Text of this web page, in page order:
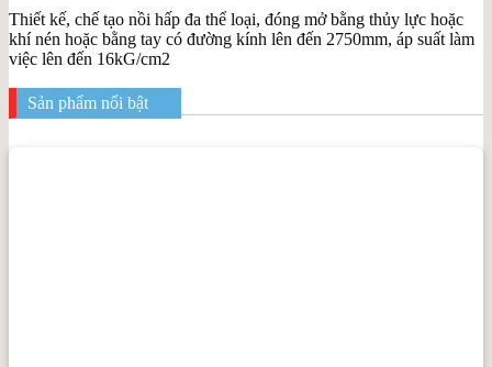
Thiết kế, chế tạo nồi hấp đa thể loại, đóng mở bằng thủy lực hoặc
khí nén hoặc bằng tay có đường kính lên đến 2750mm, áp suất làm
việc lên đến 16kG/cm2
Sản phẩm nổi bật